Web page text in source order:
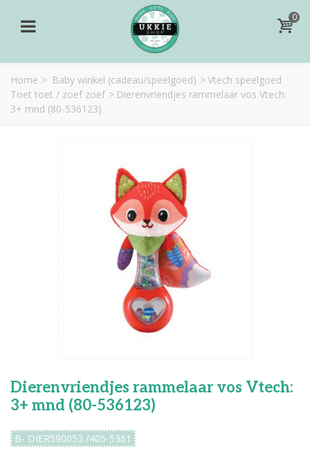
0
Home > Baby winkel (cadeau/speelgoed) > Vtech speelgoed
Toet toet / zoef zoef > Dierenvriendjes rammelaar vos Vtech:
3+ mnd (80-536123)
Dierenvriendjes rammelaar vos Vtech:
3+ mnd (80-536123)
B- DIER590053 /405-5361